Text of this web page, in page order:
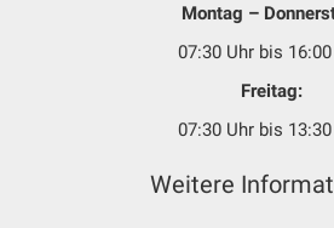
Montag –
07:30 Uhr bis
Freitag:
07:30 Uhr bis
Weitere